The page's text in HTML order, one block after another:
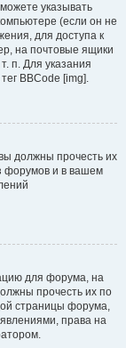
указывать
(если он не
для доступа к
на почтовые ящики
п. Для указания
BBCode [img].
должны прочесть их
форумов и в вашем
для форума, на
прочесть их по
страницы форума,
права на